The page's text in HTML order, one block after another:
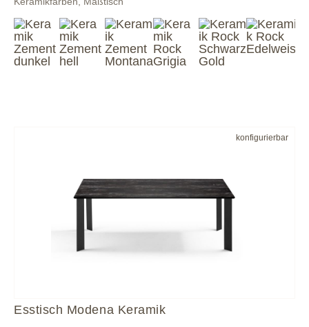
konfigurierbar
Esstisch Modena Keramik